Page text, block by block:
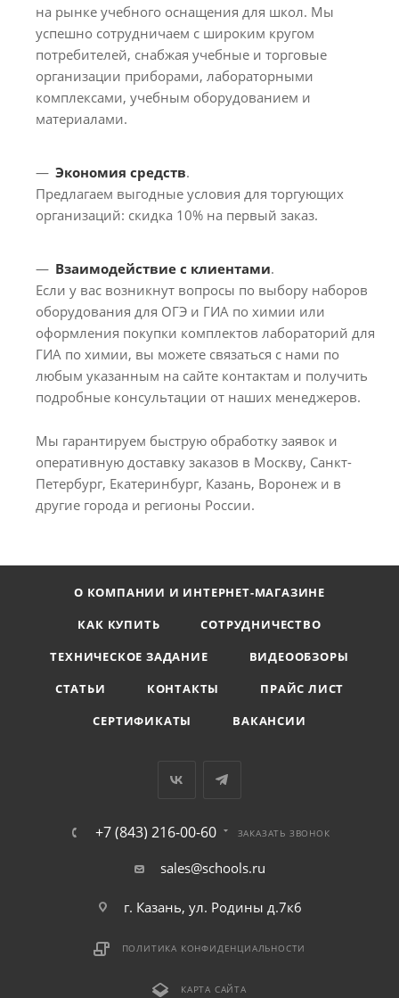
на рынке учебного оснащения для школ. Мы
успешно сотрудничаем с широким кругом
потребителей, снабжая учебные и торговые
организации приборами, лабораторными
комплексами, учебным оборудованием и
материалами.
Экономия средств.
Предлагаем выгодные условия для торгующих
организаций: скидка 10% на первый заказ.
Взаимодействие с клиентами.
Если у вас возникнут вопросы по выбору наборов
оборудования для ОГЭ и ГИА по химии или
оформления покупки комплектов лабораторий для
ГИА по химии, вы можете связаться с нами по
любым указанным на сайте контактам и получить
подробные консультации от наших менеджеров.
Мы гарантируем быструю обработку заявок и
оперативную доставку заказов в Москву, Санкт-
Петербург, Екатеринбург, Казань, Воронеж и в
другие города и регионы России.
О КОМПАНИИ И ИНТЕРНЕТ-МАГАЗИНЕ
КАК КУПИТЬ
СОТРУДНИЧЕСТВО
ТЕХНИЧЕСКОЕ ЗАДАНИЕ
ВИДЕООБЗОРЫ
СТАТЬИ
КОНТАКТЫ
ПРАЙС ЛИСТ
СЕРТИФИКАТЫ
ВАКАНСИИ
+7 (843) 216-00-60 ЗАКАЗАТЬ ЗВОНОК
sales@schools.ru
г. Казань, ул. Родины д.7к6
ПОЛИТИКА КОНФИДЕНЦИАЛЬНОСТИ
КАРТА САЙТА